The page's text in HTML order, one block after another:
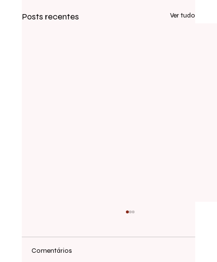
Posts recentes Ver tudo
Comentários